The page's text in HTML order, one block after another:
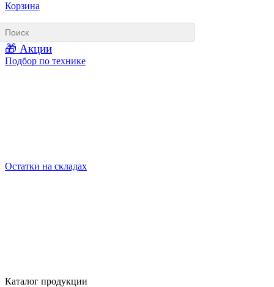
Корзина
🎁 Акции
Подбор по технике
Остатки на складах
Каталог продукции